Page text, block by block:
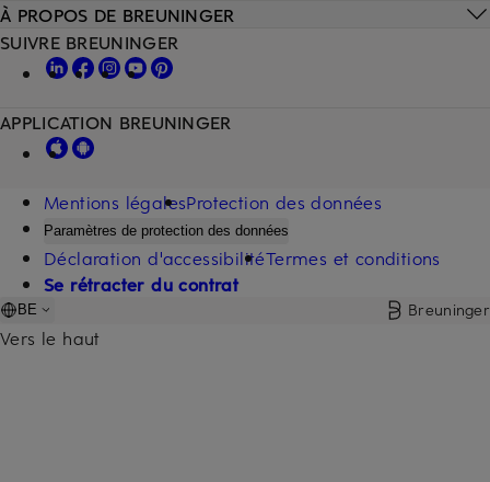
À PROPOS DE BREUNINGER
SUIVRE BREUNINGER
APPLICATION BREUNINGER
Mentions légalesProtection des données
Paramètres de protection des données
Déclaration d'accessibilitéTermes et conditions
Se rétracter du contrat
BE Breuninger
Vers le haut